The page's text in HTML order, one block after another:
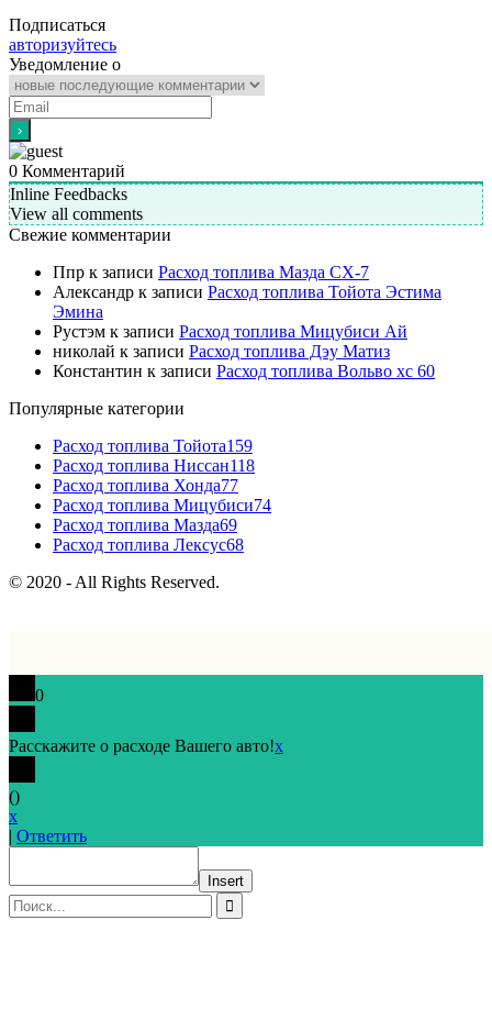
Подписаться
авторизуйтесь
Уведомление о
0 Комментарий
Inline Feedbacks
View all comments
Свежие комментарии
Ппр к записи Расход топлива Мазда СХ-7
Александр к записи Расход топлива Тойота Эстима
Эмина
Рустэм к записи Расход топлива Мицубиси Ай
николай к записи Расход топлива Дэу Матиз
Константин к записи Расход топлива Вольво хс 60
Популярные категории
Расход топлива Тойота159
Расход топлива Ниссан118
Расход топлива Хонда77
Расход топлива Мицубиси74
Расход топлива Мазда69
Расход топлива Лексус68
© 2020 - All Rights Reserved.
0
Расскажите о расходе Вашего авто!x
()
x
| Ответить
Insert